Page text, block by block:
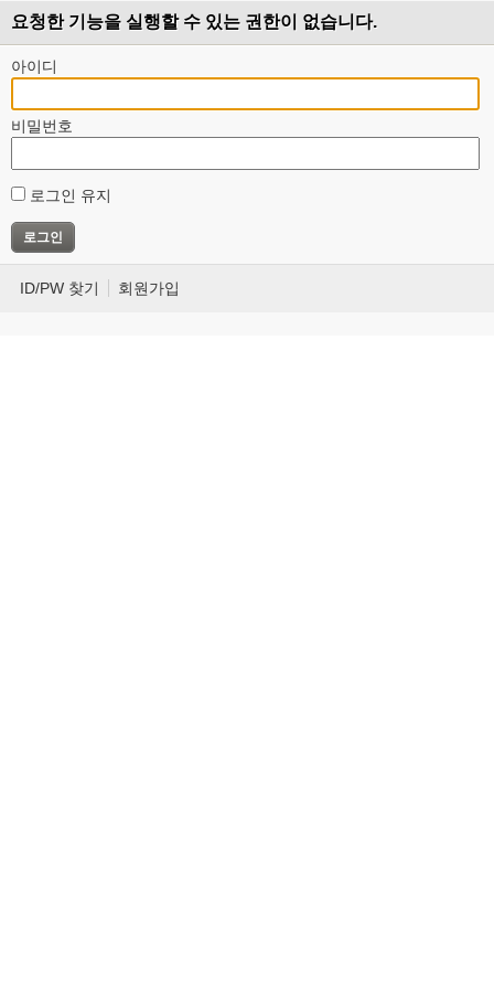
요청한 기능을 실행할 수 있는 권한이 없습니다.
아이디
비밀번호
로그인 유지
ID/PW 찾기 회원가입